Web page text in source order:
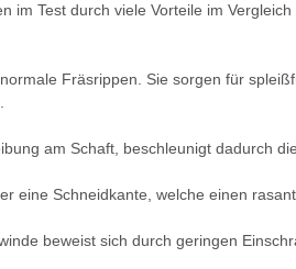
im Test durch viele Vorteile im
Fräsrippen. Sie sorgen für
am Schaft, beschleunigt dadurch
eine Schneidkante, welche einen
beweist sich durch geringen